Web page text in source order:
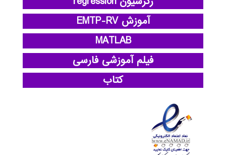
آموزش EMTP-RV
MATLAB
فیلم آموزشی فارسی
کتاب